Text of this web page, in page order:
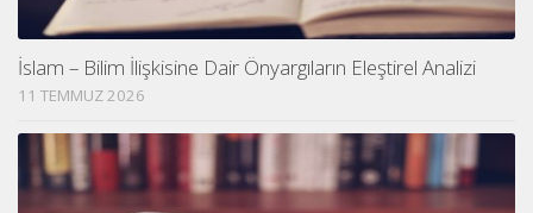
İslam – Bilim İlişkisine Dair Önyargıların Eleştirel Analizi
11 TEMMUZ 2026